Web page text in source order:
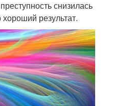
снизилась
результат.